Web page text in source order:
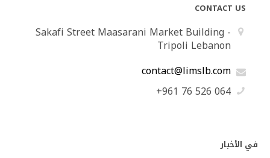
CONTACT US
Sakafi Street Maasarani Market Building -
Tripoli Lebanon
contact@limslb.com
+961 76 526 064
في الأخبار